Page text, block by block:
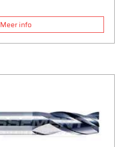
Meer info